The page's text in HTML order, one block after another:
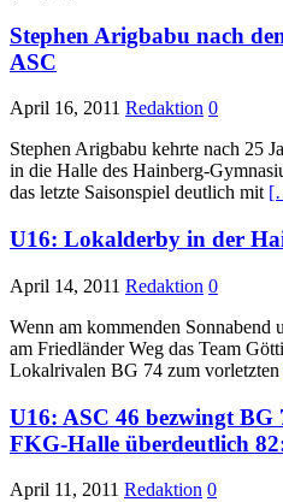
Stephen Arigbabu nach
ASC
April 16, 2011 Redaktion 0
Stephen Arigbabu kehrte nach 25
in die Halle des Hainberg-
das letzte Saisonspiel deutlich mit
U16: Lokalderby in der
April 14, 2011 Redaktion 0
Wenn am kommenden
am Friedländer Weg das Team
Lokalrivalen BG 74 zum vorletzten
U16: ASC 46 bezwingt
FKG-Halle überdeutlich
April 11, 2011 Redaktion 0